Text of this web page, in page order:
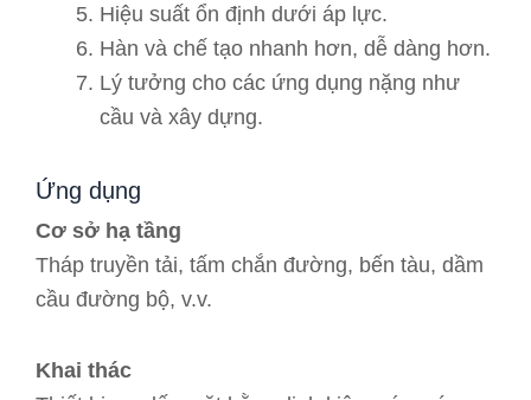
Hiệu suất ổn định dưới áp lực.
Hàn và chế tạo nhanh hơn, dễ dàng hơn.
Lý tưởng cho các ứng dụng nặng như
cầu và xây dựng.
Ứng dụng
Cơ sở hạ tầng
Tháp truyền tải, tấm chắn đường, bến tàu, dầm
cầu đường bộ, v.v.
Khai thác